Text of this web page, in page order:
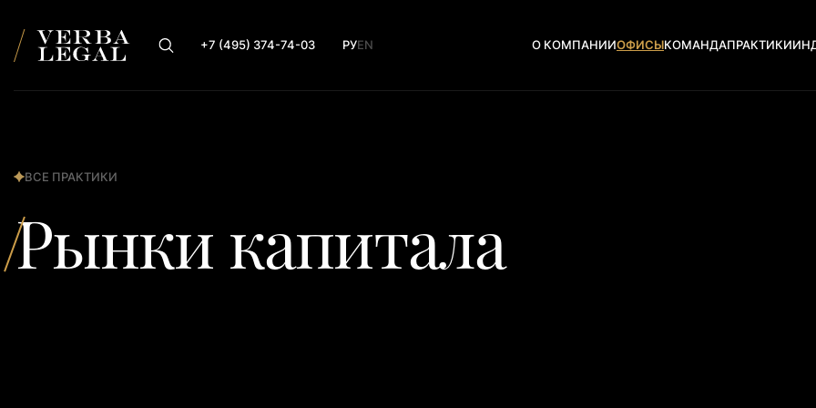
+7 (495) 374-74-03 РУEN О КОМПАНИИОФИСЫКОМАНДАПРАКТИКИ
ВСЕ ПРАКТИКИ
Рынки капитала